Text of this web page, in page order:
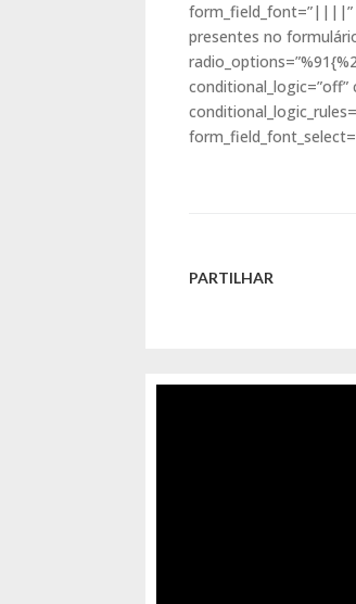
form_field_font=”||||”
presentes no
PARTILHAR